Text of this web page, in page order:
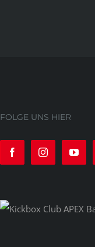
FOLGE UNS HIER